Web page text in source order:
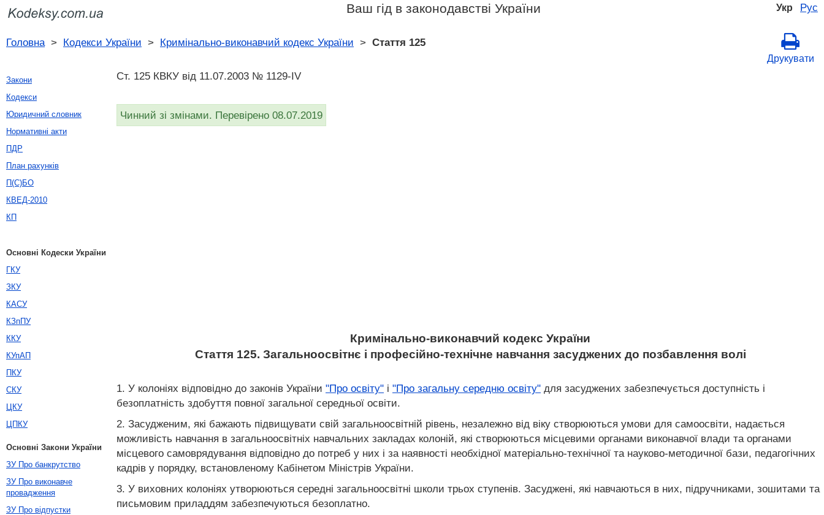
Укр Рус
Ваш гід в законодавстві України
Головна> Кодекси України > Кримінально-виконавчий кодекс України > Стаття 125
Друкувати
Ст. 125 КВКУ від 11.07.2003 № 1129-IV
Чинний зі змінами. Перевірено 08.07.2019
Кримінально-виконавчий кодекс України
Стаття 125. Загальноосвітнє і професійно-технічне навчання засуджених до позбавлення волі
1. У колоніях відповідно до законів України "Про освіту" і "Про загальну середню освіту" для засуджених забезпечується доступність і
безоплатність здобуття повної загальної середньої освіти.
2. Засудженим, які бажають підвищувати свій загальноосвітній рівень, незалежно від віку створюються умови для самоосвіти, надається
можливість навчання в загальноосвітніх навчальних закладах колоній, які створюються місцевими органами виконавчої влади та органами
місцевого самоврядування відповідно до потреб у них і за наявності необхідної матеріально-технічної та науково-методичної бази, педагогічних
кадрів у порядку, встановленому Кабінетом Міністрів України.
3. У виховних колоніях утворюються середні загальноосвітні школи трьох ступенів. Засуджені, які навчаються в них, підручниками, зошитами та
письмовим приладдям забезпечуються безоплатно.
Закони
Кодекси
Юридичний словник
Нормативні акти
ПДР
План рахунків
П(С)БО
КВЕД-2010
КП
Основні Кодески України
ГКУ
ЗКУ
КАСУ
КЗпПУ
ККУ
КУпАП
ПКУ
СКУ
ЦКУ
ЦПКУ
Основні Закони України
ЗУ Про банкрутство
ЗУ Про виконавче
провадження
ЗУ Про відпустки